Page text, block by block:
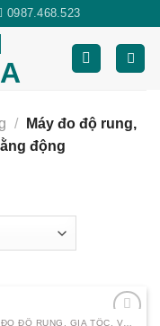
0987.468.523
/
Máy đo độ rung,
động
MÁY ĐO ĐỘ RUNG, GIA TỐC, VẬN TỐC, CÂN BẰNG ĐỘNG